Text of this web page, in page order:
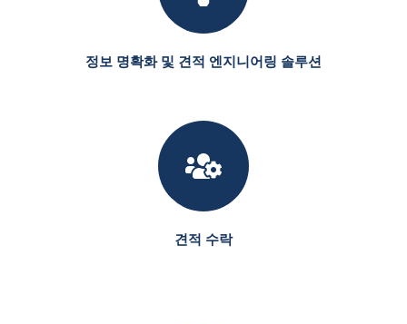
정보 명확화 및 견적 엔지니어링 솔루션
견적 수락